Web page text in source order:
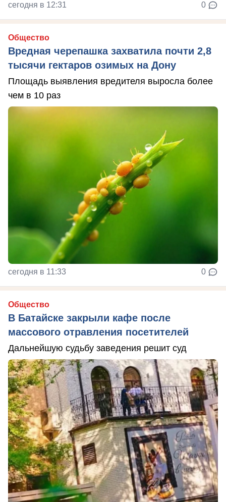
сегодня в 12:31 0
Общество
Вредная черепашка захватила почти 2,8
тысячи гектаров озимых на Дону
Площадь выявления вредителя выросла более
чем в 10 раз
сегодня в 11:33 0
Общество
В Батайске закрыли кафе после
массового отравления посетителей
Дальнейшую судьбу заведения решит суд